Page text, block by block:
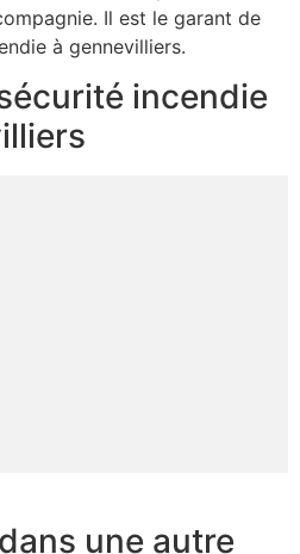
Il est le garant de
à gennevilliers.
incendie
une autre